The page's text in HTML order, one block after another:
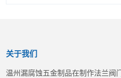
关于我们
温州漏腐蚀五金制品在制作法兰阀